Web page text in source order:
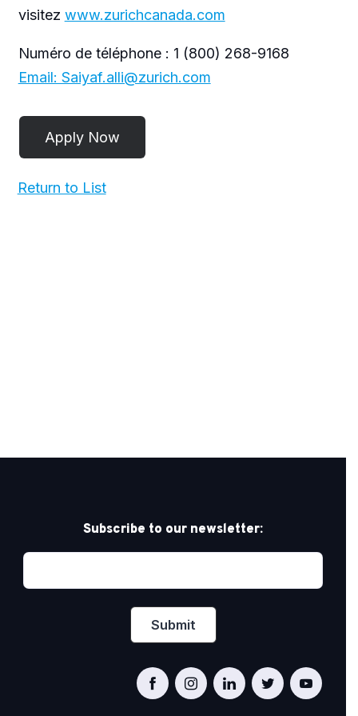
visitez www.zurichcanada.com
Numéro de téléphone : 1 (800) 268-9168
Email: Saiyaf.alli@zurich.com
Return to List
Subscribe to our newsletter: